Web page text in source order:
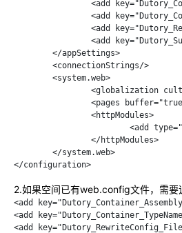
</configuration>
2.如果空间已有web.config文件，需要
<add
<add
<add